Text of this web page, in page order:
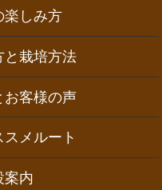
楽しみ方
と栽培方法
お客様の声
メルート
案内